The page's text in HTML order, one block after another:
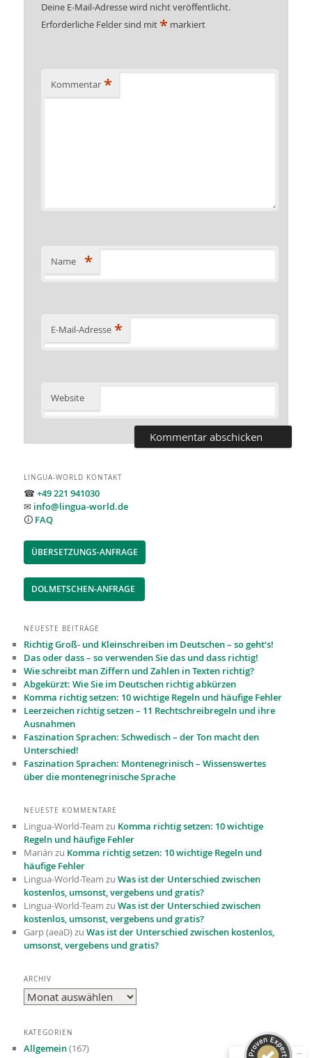
Deine E-Mail-Adresse wird nicht veröffentlicht.
Erforderliche Felder sind mit * markiert
Kommentar *
Name *
E-Mail-Adresse *
Website
LINGUA-WORLD KONTAKT
☎+49 221 941030
✉ info@lingua-world.de
🛈 FAQ
ÜBERSETZUNGS-ANFRAGE
DOLMETSCHEN-ANFRAGE
NEUESTE BEITRÄGE
Richtig Groß- und Kleinschreiben im Deutschen – so geht‘s!
Das oder dass – so verwenden Sie das und dass richtig!
Wie schreibt man Ziffern und Zahlen in Texten richtig?
Abgekürzt: Wie Sie im Deutschen richtig abkürzen
Komma richtig setzen: 10 wichtige Regeln und häufige Fehler
Leerzeichen richtig setzen – 11 Recht­schreibregeln und ihre
Ausnahmen
Faszination Sprachen: Schwedisch – der Ton macht den
Unterschied!
Faszination Sprachen: Montenegrinisch – Wissenswertes
über die montenegrinische Sprache
NEUESTE KOMMENTARE
Lingua-World-Team zu Komma richtig setzen: 10 wichtige
Regeln und häufige Fehler
Marián zu Komma richtig setzen: 10 wichtige Regeln und
häufige Fehler
Lingua-World-Team zuWas ist der Unterschied zwischen
kostenlos, umsonst, vergebens und gratis?
Lingua-World-Team zuWas ist der Unterschied zwischen
kostenlos, umsonst, vergebens und gratis?
Garp (aeaD)zuWas ist der Unterschied zwischen kostenlos,
umsonst, vergebens und gratis?
ARCHIV
Archiv
KATEGORIEN
Allgemein(167)